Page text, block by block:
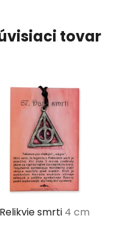
tovar
Relikvie smrti 4 cm